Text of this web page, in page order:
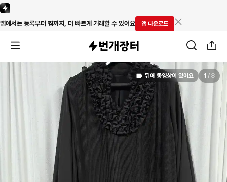
앱에서는 등록부터 찜까지, 더 빠르게 거래할 수 있어요 앱 다운로드
뒤에 동영상이 있어요 1 / 8